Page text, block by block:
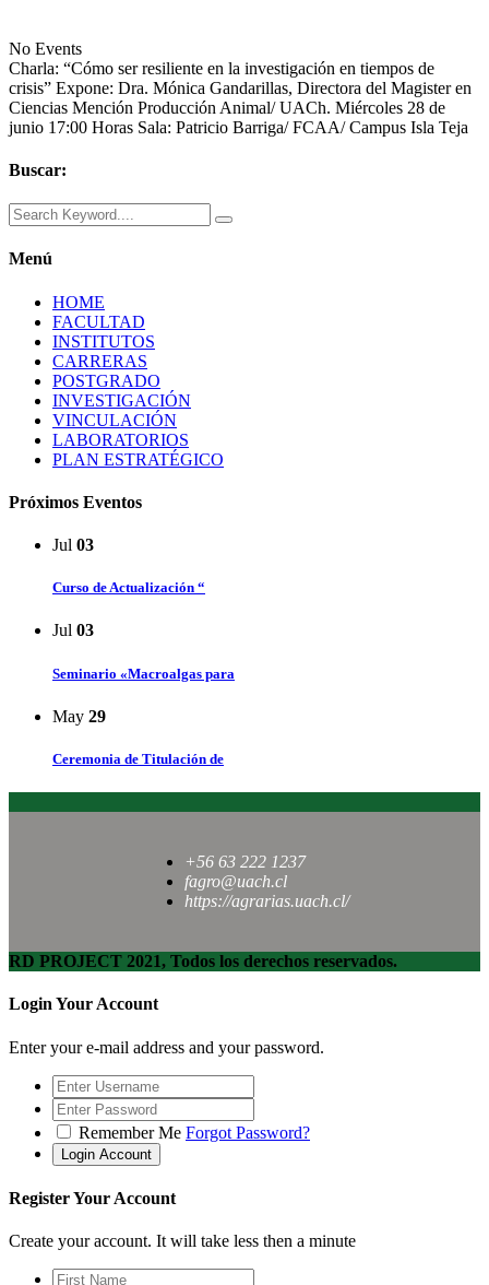
No Events
Charla: “Cómo ser resiliente en la investigación en tiempos de
crisis” Expone: Dra. Mónica Gandarillas, Directora del Magister en
Ciencias Mención Producción Animal/ UACh. Miércoles 28 de
junio 17:00 Horas Sala: Patricio Barriga/ FCAA/ Campus Isla Teja
Buscar:
Menú
HOME
FACULTAD
INSTITUTOS
CARRERAS
POSTGRADO
INVESTIGACIÓN
VINCULACIÓN
LABORATORIOS
PLAN ESTRATÉGICO
Próximos Eventos
Jul 03
Curso de Actualización “
Jul 03
Seminario «Macroalgas para
May 29
Ceremonia de Titulación de
+56 63 222 1237
fagro@uach.cl
https://agrarias.uach.cl/
RD PROJECT 2021, Todos los derechos reservados.
Login Your Account
Enter your e-mail address and your password.
Remember Me Forgot Password?
Register Your Account
Create your account. It will take less then a minute